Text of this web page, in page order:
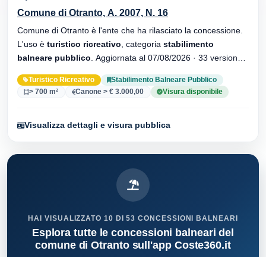
Comune di Otranto, A. 2007, N. 16
Comune di Otranto è l'ente che ha rilasciato la concessione.
L'uso è turistico ricreativo , categoria stabilimento
balneare pubblico
Turistico Ricreativo
Stabilimento Balneare Pubblico
> 700 m²
Canone > € 3.000,00 Visura disponibile
Visualizza dettagli e visura pubblica
HAI VISUALIZZATO 10 DI 53 CONCESSIONI BALNEARI
Esplora tutte le concessioni balneari del
comune di Otranto sull'app Coste360.it